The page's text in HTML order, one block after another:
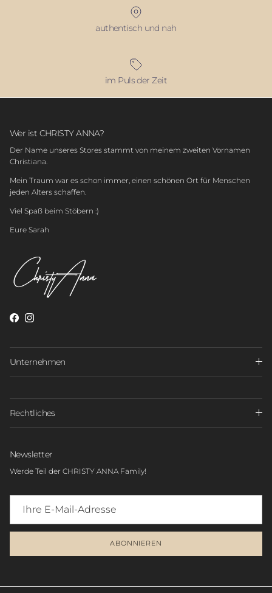
authentisch und nah
im Puls der Zeit
Wer ist CHRISTY ANNA?
Der Name unseres Stores stammt von meinem zweiten Vornamen
Christiana.
Mein Traum war es schon immer, einen schönen Ort für Menschen
jeden Alters schaffen.
Viel Spaß beim Stöbern :)
Eure Sarah
Unternehmen
Rechtliches
Newsletter
Werde Teil der CHRISTY ANNA Family!
ABONNIEREN